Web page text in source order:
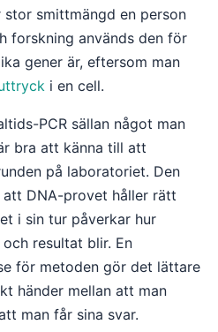
smittmängd en person
forskning används den för
gener är, eftersom man
i en cell.
PCR sällan något man
bra att känna till att
på laboratoriet. Den
DNA-provet håller rätt
i sin tur påverkar hur
resultat blir. En
för metoden gör det lättare
händer mellan att man
man får sina svar.